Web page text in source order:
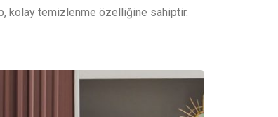
kolay temizlenme özelliğine sahiptir.